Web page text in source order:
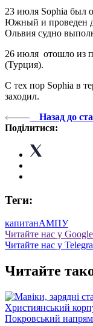
23 июля Sophia был
Южный и проведен
Ольвия судно
26 июля отошло из
(Турция).
С тех пор Sophia в
заходил.
Назад до
Поділитися:
Теги:
капитанАМПУ
Читайте нас у
Читайте нас у
Читайте